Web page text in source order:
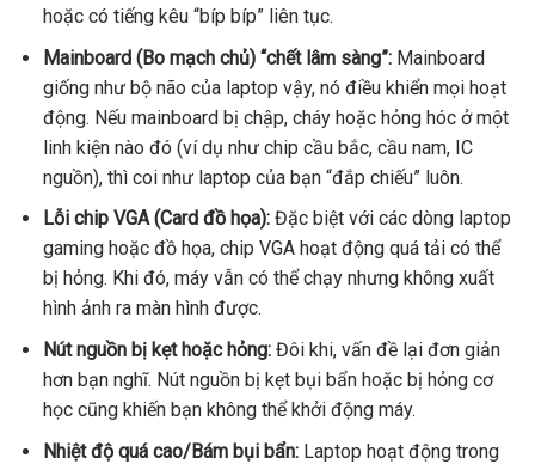
hoặc có tiếng kêu “bíp bíp” liên tục.
Mainboard (Bo mạch chủ) “chết lâm sàng”:Mainboard
giống như bộ não của laptop vậy, nó điều khiển mọi hoạt
động. Nếu mainboard bị chập, cháy hoặc hỏng hóc ở một
linh kiện nào đó (ví dụ như chip cầu bắc, cầu nam, IC
nguồn), thì coi như laptop của bạn “đắp chiếu” luôn.
Lỗi chip VGA (Card đồ họa):Đặc biệt với các dòng laptop
gaming hoặc đồ họa, chip VGA hoạt động quá tải có thể
bị hỏng. Khi đó, máy vẫn có thể chạy nhưng không xuất
hình ảnh ra màn hình được.
Nút nguồn bị kẹt hoặc hỏng:Đôi khi, vấn đề lại đơn giản
hơn bạn nghĩ. Nút nguồn bị kẹt bụi bẩn hoặc bị hỏng cơ
học cũng khiến bạn không thể khởi động máy.
Nhiệt độ quá cao/Bám bụi bẩn:Laptop hoạt động trong